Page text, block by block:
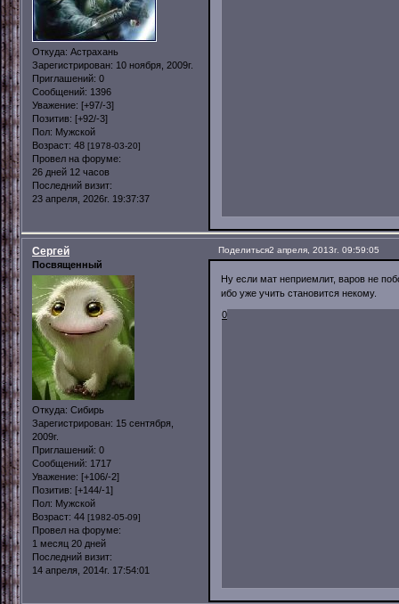
Откуда: Астрахань
Зарегистрирован: 10 ноября, 2009г.
Приглашений: 0
Сообщений: 1396
Уважение: [+97/-3]
Позитив: [+92/-3]
Пол: Мужской
Возраст: 48 [1978-03-20]
Провел на форуме:
26 дней 12 часов
Последний визит:
23 апреля, 2026г. 19:37:37
Поделиться2 апреля, 2013г. 09:59:05
Сергей
Посвященный
Откуда: Сибирь
Зарегистрирован: 15 сентября,
2009г.
Приглашений: 0
Сообщений: 1717
Уважение: [+106/-2]
Позитив: [+144/-1]
Пол: Мужской
Возраст: 44 [1982-05-09]
Провел на форуме:
1 месяц 20 дней
Последний визит:
14 апреля, 2014г. 17:54:01
Ну если мат неприемлит, варов не
ибо уже учить становится некому.
0